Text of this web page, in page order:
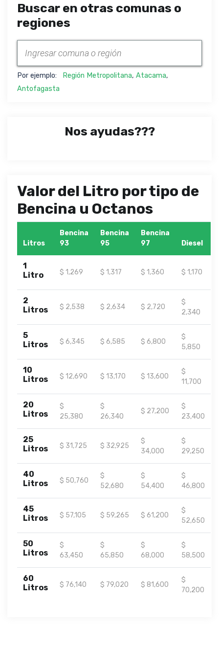
Buscar en otras comunas o
regiones
Por ejemplo: Región Metropolitana, Atacama,
Antofagasta
Nos ayudas???
Valor del Litro por tipo de
Bencina u Octanos
Litros
Bencina
93
Bencina
95
Bencina
97
Diesel
1
Litro
$ 1,269 $ 1,317 $ 1,360 $ 1,170
2
Litros
$ 2,538 $ 2,634 $ 2,720
$
2,340
5
Litros
$ 6,345 $ 6,585 $ 6,800
$
5,850
10
Litros
$ 12,690 $ 13,170 $ 13,600
$
11,700
20
Litros
$
25,380
$
26,340
$ 27,200
$
23,400
25
Litros
$ 31,725 $ 32,925
$
34,000
$
29,250
40
Litros
$ 50,760
$
52,680
$
54,400
$
46,800
45
Litros
$ 57,105 $ 59,265 $ 61,200
$
52,650
50
Litros
$
63,450
$
65,850
$
68,000
$
58,500
60
Litros
$ 76,140 $ 79,020 $ 81,600
$
70,200